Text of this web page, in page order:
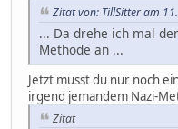
Zitat von: TillSitter am
... Da drehe ich mal
Methode an ...
Jetzt musst du nur noch
irgend jemandem Nazi-
Zitat